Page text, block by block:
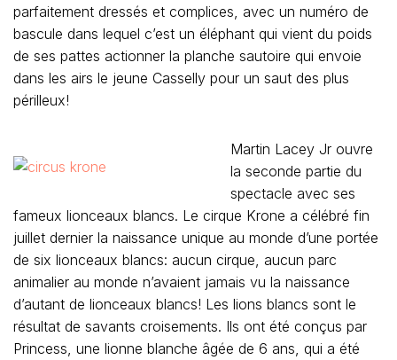
parfaitement dressés et complices, avec un numéro de
bascule dans lequel c’est un éléphant qui vient du poids
de ses pattes actionner la planche sautoire qui envoie
dans les airs le jeune Casselly pour un saut des plus
périlleux!
Martin Lacey Jr ouvre
la seconde partie du
spectacle avec ses
fameux lionceaux blancs. Le cirque Krone a célébré fin
juillet dernier la naissance unique au monde d’une portée
de six lionceaux blancs: aucun cirque, aucun parc
animalier au monde n’avaient jamais vu la naissance
d’autant de lionceaux blancs! Les lions blancs sont le
résultat de savants croisements. Ils ont été conçus par
Princess, une lionne blanche âgée de 6 ans, qui a été